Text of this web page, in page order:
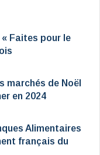
Faites pour le
marchés de Noël
en 2024
Alimentaires
français du